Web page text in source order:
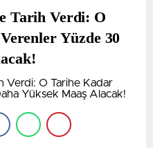
forması giyen genç
düğmeye bastı. Sarı-
bu transfer
bedelinin yanı
takas olarak önerdiği
Engeli
Tarih Verdi: O
Yüzde 30